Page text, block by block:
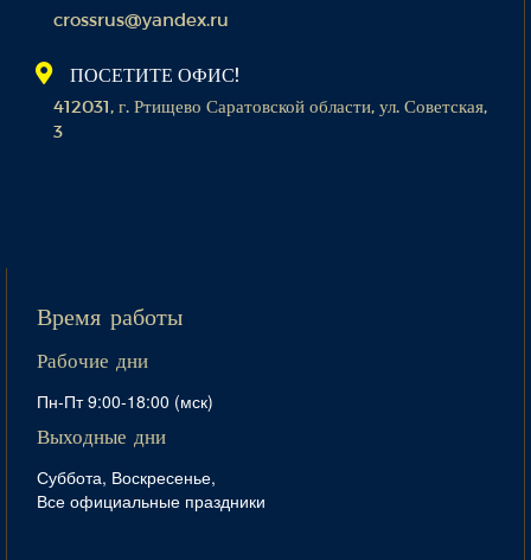
crossrus@yandex.ru
ПОСЕТИТЕ ОФИС!
412031, г. Ртищево Саратовской области, ул. Советская,
3
Время работы
Рабочие дни
Пн-Пт 9:00-18:00 (мск)
Выходные дни
Суббота, Воскресенье,
Все официальные праздники